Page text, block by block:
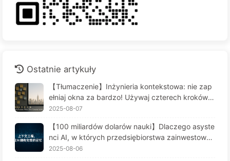
Ostatnie artykuły
【Tłumaczenie】Inżynieria kontekstowa: nie zap
ełniaj okna za bardzo! Używaj czterech kroków d
o zarządzania kontekstem, bądź czujny na zafał
ewnątrz — Uczymy się AI powoli 170
2025-08-07
【100 miliardów dolarów nauki】Dlaczego asyste
nci AI, w których przedsiębiorstwa zainwestował
y fortunę, cierpią na "amnezję" w kluczowych mo
2025-08-06